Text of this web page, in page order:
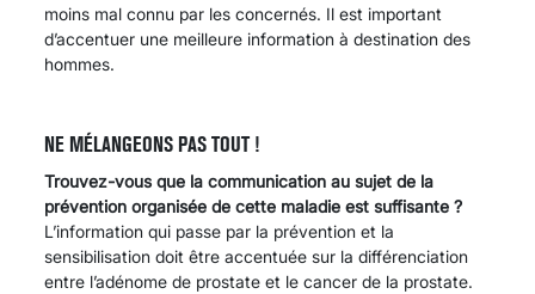
moins mal connu par les concernés. Il est important
d’accentuer une meilleure information à destination des
hommes.
NE MÉLANGEONS PAS TOUT !
Trouvez-vous que la communication au sujet de la
prévention organisée de cette maladie est suffisante ?
L’information qui passe par la prévention et la
sensibilisation doit être accentuée sur la différenciation
entre l’adénome de prostate et le cancer de la prostate.